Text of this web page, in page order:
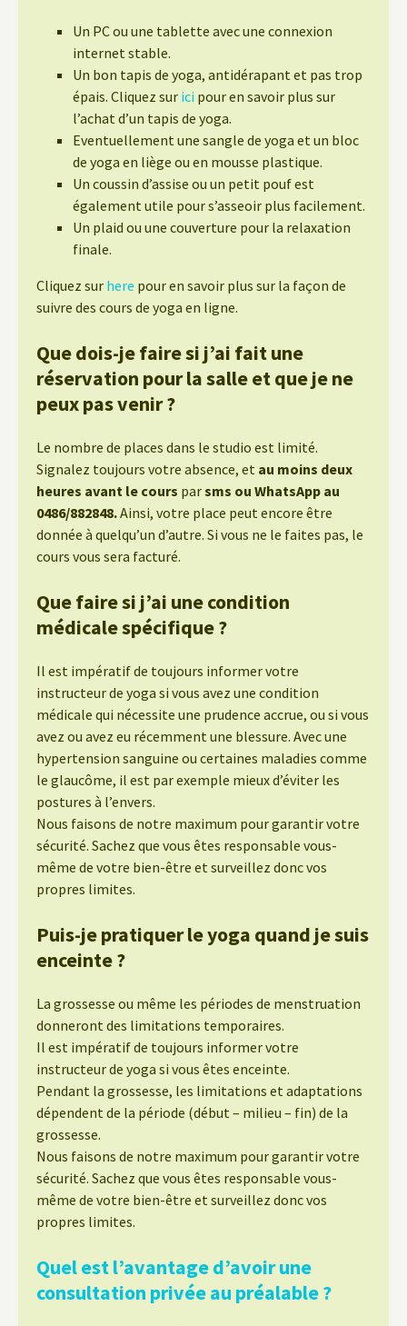
Un PC ou une tablette avec une connexion
internet stable.
Un bon tapis de yoga, antidérapant et pas trop
épais. Cliquez sur ici pour en savoir plus sur
l’achat d’un tapis de yoga.
Eventuellement une sangle de yoga et un bloc
de yoga en liège ou en mousse plastique.
Un coussin d’assise ou un petit pouf est
également utile pour s’asseoir plus facilement.
Un plaid ou une couverture pour la relaxation
finale.
Cliquez sur here pour en savoir plus sur la façon de
suivre des cours de yoga en ligne.
Que dois-je faire si j’ai fait une
réservation pour la salle et que je ne
peux pas venir ?
Le nombre de places dans le studio est limité.
Signalez toujours votre absence, et au moins deux
heures avant le cours parsms ou WhatsApp au
0486/882848.Ainsi, votre place peut encore être
donnée à quelqu’un d’autre. Si vous ne le faites pas, le
cours vous sera facturé.
Que faire si j’ai une condition
médicale spécifique ?
Il est impératif de toujours informer votre
instructeur de yoga si vous avez une condition
médicale qui nécessite une prudence accrue, ou si vous
avez ou avez eu récemment une blessure. Avec une
hypertension sanguine ou certaines maladies comme
le glaucôme, il est par exemple mieux d’éviter les
postures à l’envers.
Nous faisons de notre maximum pour garantir votre
sécurité. Sachez que vous êtes responsable vous-
même de votre bien-être et surveillez donc vos
propres limites.
Puis-je pratiquer le yoga quand je suis
enceinte ?
La grossesse ou même les périodes de menstruation
donneront des limitations temporaires.
Il est impératif de toujours informer votre
instructeur de yoga si vous êtes enceinte.
Pendant la grossesse, les limitations et adaptations
dépendent de la période (début – milieu – fin) de la
grossesse.
Nous faisons de notre maximum pour garantir votre
sécurité. Sachez que vous êtes responsable vous-
même de votre bien-être et surveillez donc vos
propres limites.
Quel est l’avantage d’avoir une
consultation privée au préalable ?